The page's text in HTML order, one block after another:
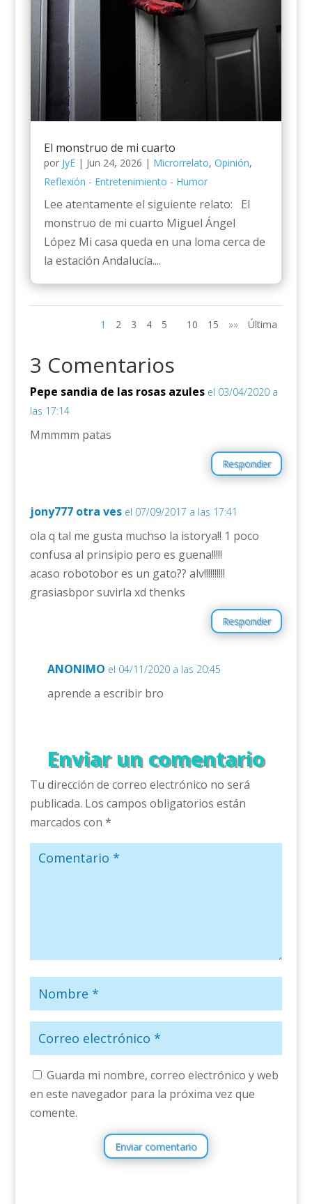
El monstruo de mi cuarto
por JyE| Jun 24, 2026 | Microrrelato, Opinión,
Reflexión - Entretenimiento - Humor
Lee atentamente el siguiente relato: El
monstruo de mi cuarto Miguel Ángel
López Mi casa queda en una loma cerca de
la estación Andalucía....
1 2 3 4 5 10 15 »» Última
3 Comentarios
Pepe sandia de las rosas azules el 03/04/2020 a
las 17:14
Mmmmm patas
Responder
jony777 otra ves el 07/09/2017 a las 17:41
ola q tal me gusta muchso la istorya!! 1 poco
confusa al prinsipio pero es guena!!!!!
acaso robotobor es un gato?? alv!!!!!!!!!!
grasiasbpor suvirla xd thenks
Responder
ANONIMO el 04/11/2020 a las 20:45
aprende a escribir bro
Enviar un comentario
Tu dirección de correo electrónico no será
publicada. Los campos obligatorios están
marcados con *
Guarda mi nombre, correo electrónico y web
en este navegador para la próxima vez que
comente.
Enviar comentario